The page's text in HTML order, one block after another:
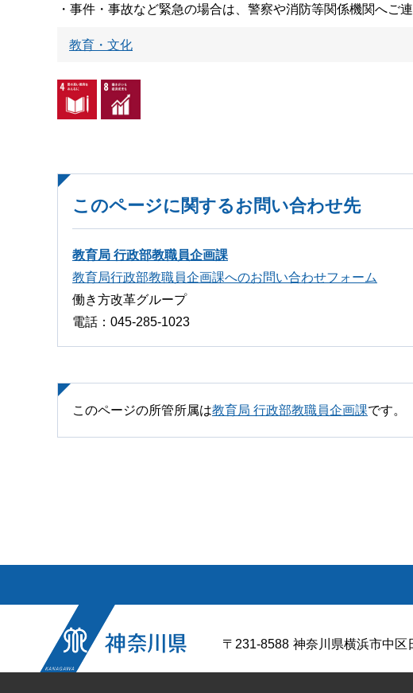
・事件・事故など緊急の場合は、警察や消防等関係機関へご
教育・文化
このページに関するお問い合わせ先
教育局 行政部教職員企画課
教育局行政部教職員企画課へのお問い合わせフォーム
働き方改革グループ
電話：045-285-1023
このページの所管所属は教育局 行政部教職員企画課です。
〒231-8588 神奈川県横浜市中区